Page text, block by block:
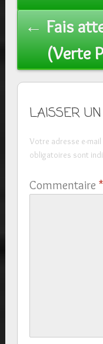
← Fais
(Verte
LAISSER
Votre adresse e-
obligatoires sont
Commentaire *